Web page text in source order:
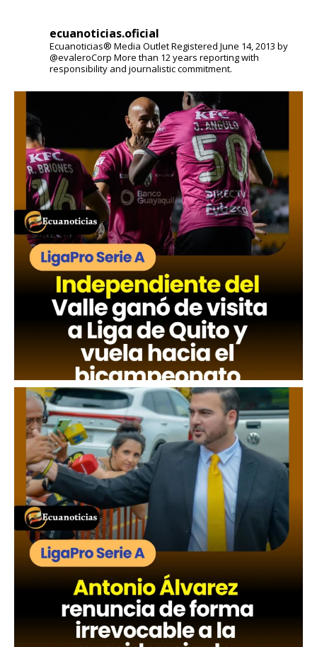
ecuanoticias.oficial
Ecuanoticias® Media OutletRegistered June 14, 2013 by
@evaleroCorp More than 12 years reporting with
responsibility and journalistic commitment.